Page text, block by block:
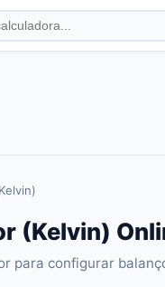
(Kelvin)
para configurar